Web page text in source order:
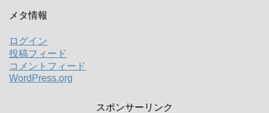
メタ情報
ログイン
投稿フィード
コメントフィード
WordPress.org
スポンサーリンク